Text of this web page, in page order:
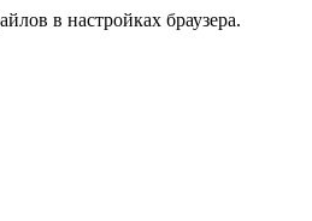
в настройках браузера.